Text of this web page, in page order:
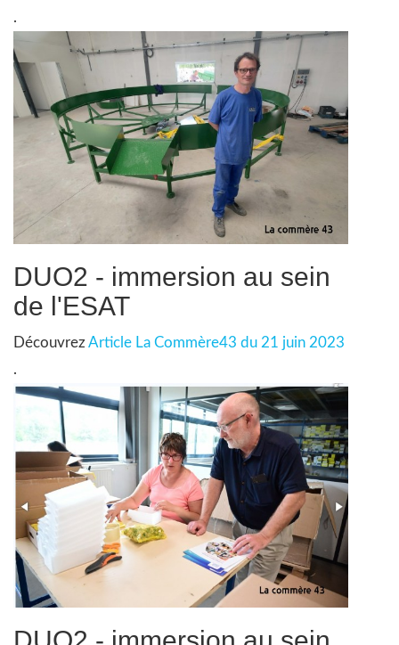
.
DUO2 - immersion au sein
de l'ESAT
DécouvrezArticle La Commère43 du 21 juin 2023
.